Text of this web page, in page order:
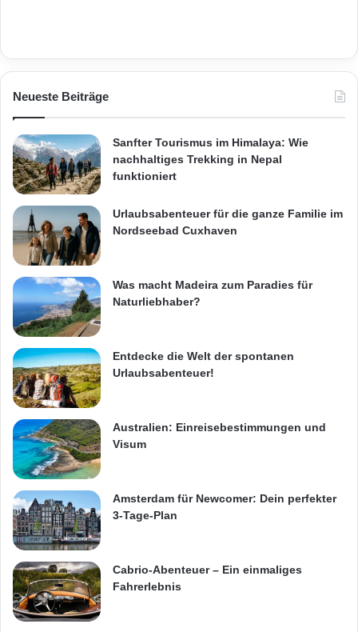
Neueste Beiträge
Sanfter Tourismus im Himalaya: Wie
nachhaltiges Trekking in Nepal
funktioniert
Urlaubsabenteuer für die ganze Familie im
Nordseebad Cuxhaven
Was macht Madeira zum Paradies für
Naturliebhaber?
Entdecke die Welt der spontanen
Urlaubsabenteuer!
Australien: Einreisebestimmungen und
Visum
Amsterdam für Newcomer: Dein perfekter
3-Tage-Plan
Cabrio-Abenteuer – Ein einmaliges
Fahrerlebnis